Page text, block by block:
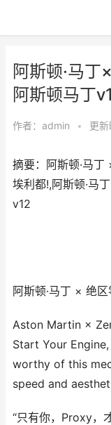
阿斯顿·马
阿斯顿马丁
作者： admin • 更
摘要：阿斯顿·马
埃利都!,阿斯顿·马
ⅴ12
阿斯顿·马丁 × 绝
Aston Martin ×
Start Your
worthy of this
speed and
“只有你，Proxy，